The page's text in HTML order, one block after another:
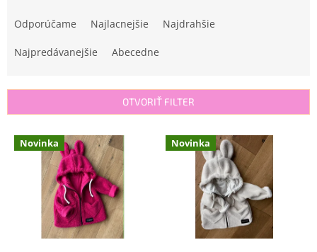
p
Odporúčame Najlacnejšie Najdrahšie
Najpredávanejšie Abecedne
OTVORIŤ FILTER
V Novinka Novinka